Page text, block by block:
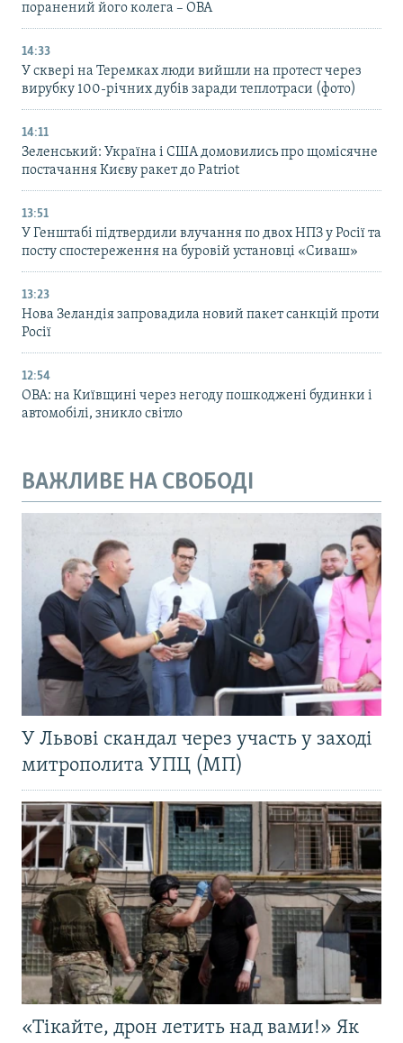
поранений його колега – ОВА
14:33
У сквері на Теремках люди вийшли на протест через
вирубку 100-річних дубів заради теплотраси (фото)
14:11
Зеленський: Україна і США домовились про щомісячне
постачання Києву ракет до Patriot
13:51
У Генштабі підтвердили влучання по двох НПЗ у Росії та
посту спостереження на буровій установці «Сиваш»
13:23
Нова Зеландія запровадила новий пакет санкцій проти
Росії
12:54
ОВА: на Київщині через негоду пошкоджені будинки і
автомобілі, зникло світло
ВАЖЛИВЕ НА СВОБОДІ
У Львові скандал через участь у заході
митрополита УПЦ (МП)
«Тікайте, дрон летить над вами!» Як